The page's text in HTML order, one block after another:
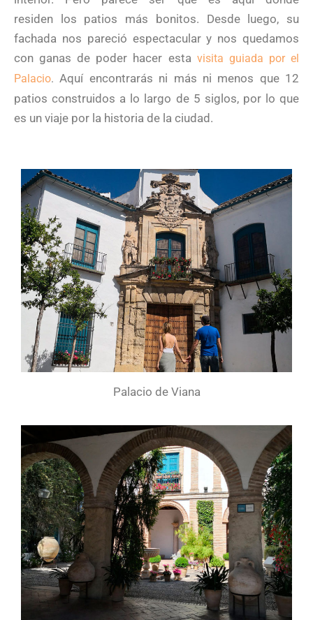
residen los patios más bonitos. Desde luego, su
fachada nos pareció espectacular y nos quedamos
con ganas de poder hacer esta visita guiada por el
Palacio.Aquí encontrarás ni más ni menos que 12
patios construidos a lo largo de 5 siglos, por lo que
es un viaje por la historia de la ciudad.
Palacio de Viana